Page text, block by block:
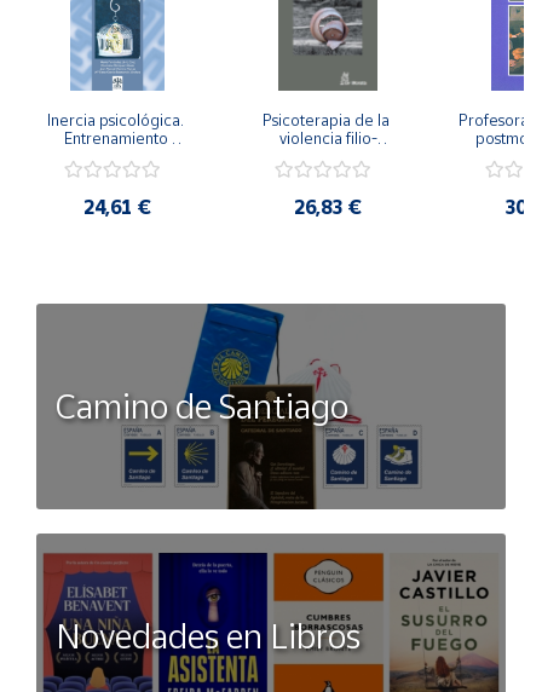
Inercia psicológica.
Entrenamiento
Igualdad de Género.
24,61 €
Psicoterapia de la
violencia filio-
secreto y la
26,83 €
Camino de Santiago
Novedades en Libros